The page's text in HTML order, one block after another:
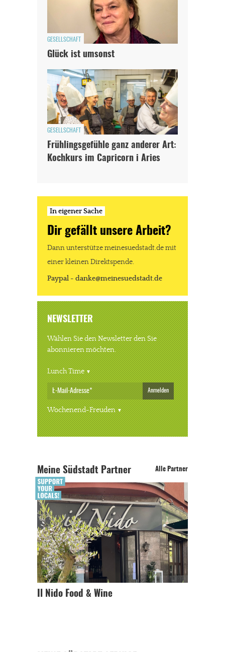
GESELLSCHAFT
Glück ist umsonst
GESELLSCHAFT
Frühlingsgefühle ganz anderer Art:
Kochkurs im Capricorn i Aries
In eigener Sache
Dir gefällt unsere Arbeit?
Dann unterstütze meinesuedstadt.de mit
einer kleinen Direktspende.
Paypal - danke@meinesuedstadt.de
NEWSLETTER
Wählen Sie den Newsletter den Sie
abonnieren möchten.
Lunch Time
Anmelden
Wochenend-Freuden
Meine Südstadt Partner Alle Partner
Il Nido Food & Wine